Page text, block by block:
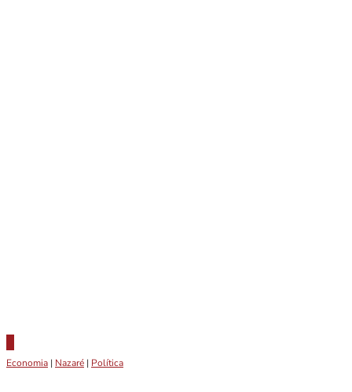
Economia | Nazaré | Política